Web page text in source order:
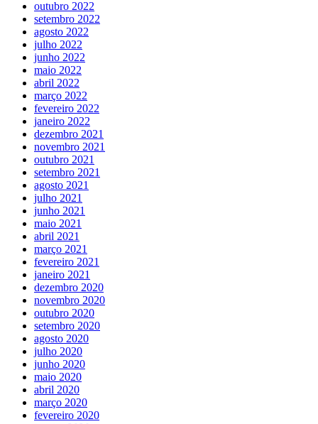
outubro 2022
setembro 2022
agosto 2022
julho 2022
junho 2022
maio 2022
abril 2022
março 2022
fevereiro 2022
janeiro 2022
dezembro 2021
novembro 2021
outubro 2021
setembro 2021
agosto 2021
julho 2021
junho 2021
maio 2021
abril 2021
março 2021
fevereiro 2021
janeiro 2021
dezembro 2020
novembro 2020
outubro 2020
setembro 2020
agosto 2020
julho 2020
junho 2020
maio 2020
abril 2020
março 2020
fevereiro 2020